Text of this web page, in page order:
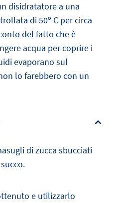
disidratatore a una
di 50º C per circa
del fatto che è
acqua per coprire i
evaporano sul
lo farebbero con un
di zucca sbucciati
e utilizzarlo